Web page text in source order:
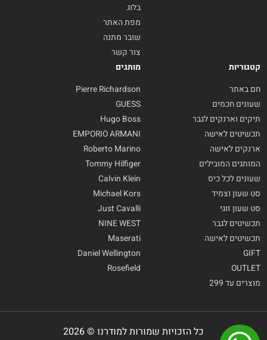
בלוג
מפת האתר
שובר מתנה
צור קשר
קטגוריות
חם באתר
שעונים חכמים
תיקים וארנקים לגבר
תכשיטים לאישה
ארנקים לאישה
המותגים המובילים
שעונים לכל כיס
סט שעון וצמיד
סט שעון זוגי
תכשיטים לגבר
תכשיטים לאישה
GIFT
OUTLET
מוצרים עד 299
מותגים
Pierre Richardson
GUESS
Hugo Boss
EMPORIO ARMANI
Roberto Marino
Tommy Hilfiger
Calvin Klein
Michael Kors
Just Cavalli
NINE WEST
Maserati
Daniel Wellington
Rosefield
כל הזכויות שמורות למודרנו © 2026